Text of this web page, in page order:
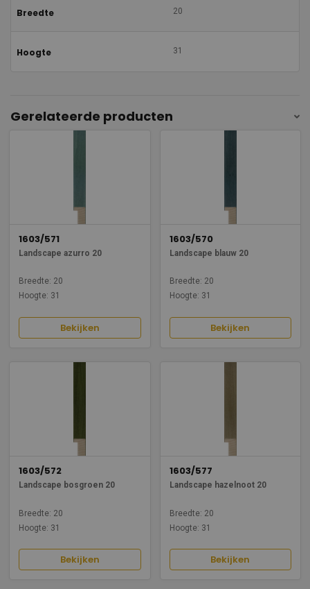
Breedte 20
Hoogte 31
Gerelateerde producten
1603/571
Landscape azurro 20
Breedte: 20
Hoogte: 31
Bekijken
1603/570
Landscape blauw 20
Breedte: 20
Hoogte: 31
Bekijken
1603/572
Landscape bosgroen 20
Breedte: 20
Hoogte: 31
Bekijken
1603/577
Landscape hazelnoot 20
Breedte: 20
Hoogte: 31
Bekijken